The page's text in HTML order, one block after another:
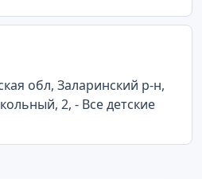
обл, Заларинский р-н,
2, - Все детские